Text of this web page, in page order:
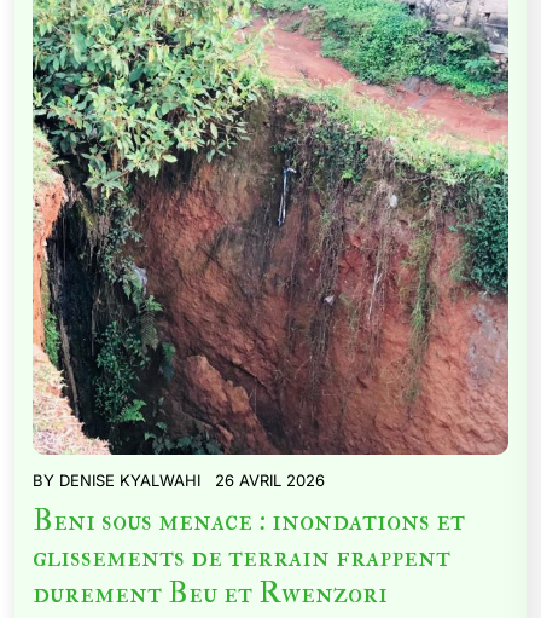
BY DENISE KYALWAHI 26 AVRIL 2026
Beni sous menace : inondations et
glissements de terrain frappent
durement Beu et Rwenzori